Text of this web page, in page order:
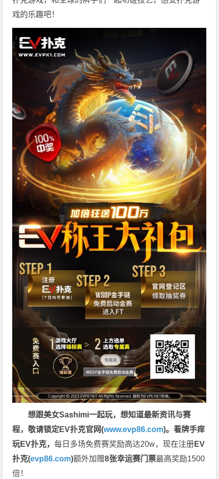
戏的乐趣吧！
想跟美女Sashimi一起玩，想知道最新资讯与赛
程，敬请锁定EV扑克官网(www.evp86.com)。看牌手痒
玩EV扑克，每日多场免费赛奖励高达20w，现在注册EV
扑克(evp86.com)额外加赠8张幸运赛门票最高奖励1500
倍！